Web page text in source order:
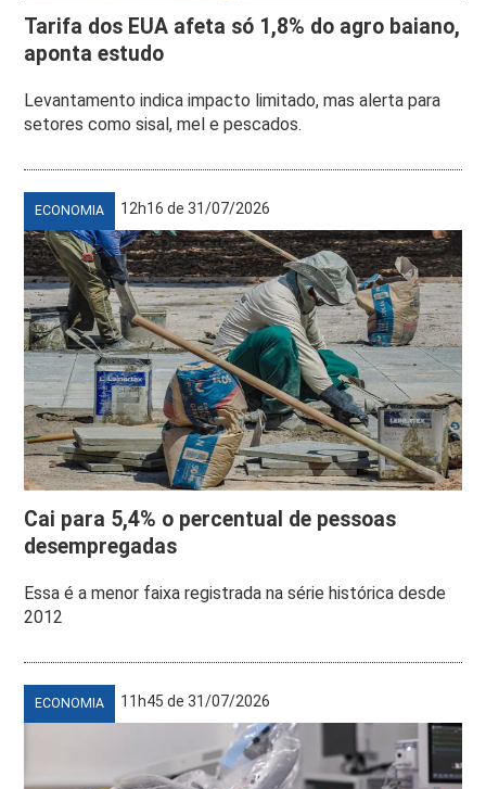
Tarifa dos EUA afeta só 1,8% do agro baiano,
aponta estudo
Levantamento indica impacto limitado, mas alerta para
setores como sisal, mel e pescados.
ECONOMIA 12h16 de 31/07/2026
Cai para 5,4% o percentual de pessoas
desempregadas
Essa é a menor faixa registrada na série histórica desde
2012
ECONOMIA 11h45 de 31/07/2026